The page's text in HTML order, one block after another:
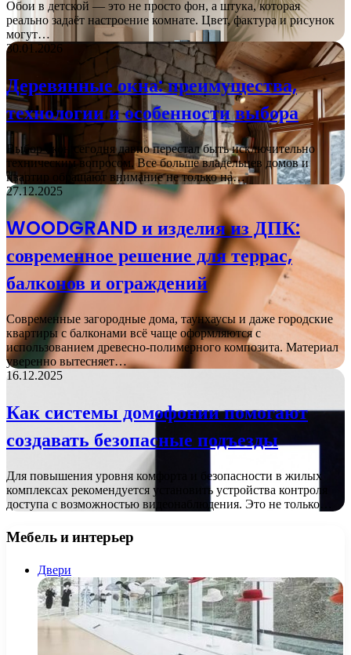
Обои в детской — это не просто фон, а штука, которая
реально задаёт настроение комнате. Цвет, фактура и рисунок
могут…
30.01.2026
Деревянные окна: преимущества,
технологии и особенности выбора
Выбор окон сегодня давно перестал быть исключительно
техническим вопросом. Все больше владельцев домов и
квартир обращают внимание не только на…
27.12.2025
WOODGRAND и изделия из ДПК:
современное решение для террас,
балконов и ограждений
Современные загородные дома, таунхаусы и даже городские
квартиры с балконами всё чаще оформляются с
использованием древесно-полимерного композита. Материал
уверенно вытесняет…
16.12.2025
Как системы домофонии помогают
создавать безопасные подъезды
Для повышения уровня комфорта и безопасности в жилых
комплексах рекомендуется установить устройства контроля
доступа с возможностью видеонаблюдения. Это не только…
Мебель и интерьер
Двери